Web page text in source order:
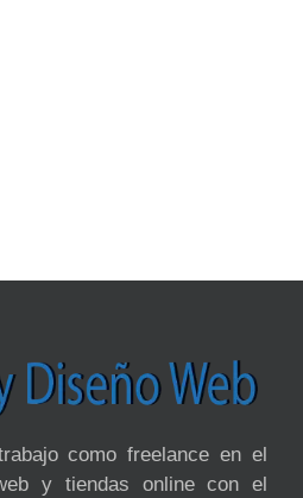
como freelance en el
y tiendas online con el